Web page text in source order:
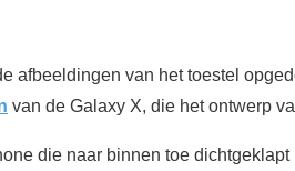
afbeeldingen van het toestel
van de Galaxy X, die het ontwerp
die naar binnen toe